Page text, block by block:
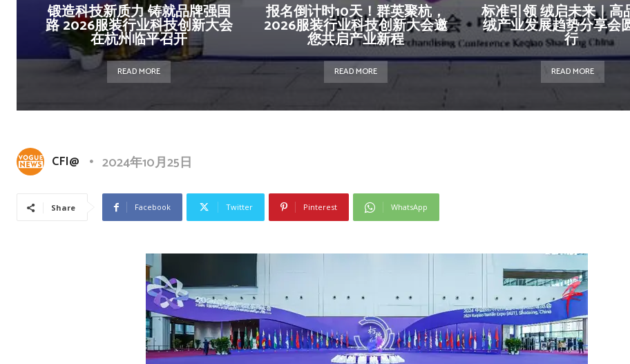
锻造科技新质力 铸就品牌强国
路 2026服装行业科技创新大会
在杭州临平召开
READ MORE
报名倒计时10天！群英聚杭，
2026服装行业科技创新大会邀
您共启产业新程
READ MORE
标准引领 绒启未来｜高
绒产业发展趋势分享会
行
READ MORE
CFI@ 2024年10月25日
Share Facebook Twitter Pinterest WhatsApp